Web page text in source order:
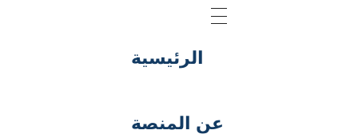
الرئيسية
عن المنصة